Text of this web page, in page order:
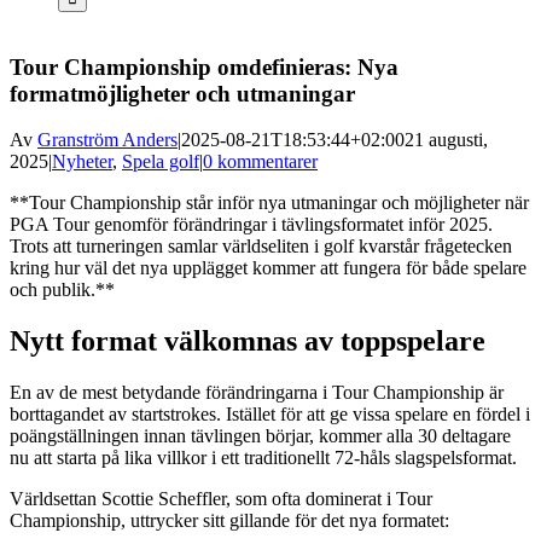
Tour Championship omdefinieras: Nya
formatmöjligheter och utmaningar
Av Granström Anders|2025-08-21T18:53:44+02:0021 augusti,
2025|Nyheter, Spela golf|0 kommentarer
**Tour Championship står inför nya utmaningar och möjligheter när
PGA Tour genomför förändringar i tävlingsformatet inför 2025.
Trots att turneringen samlar världseliten i golf kvarstår frågetecken
kring hur väl det nya upplägget kommer att fungera för både spelare
och publik.**
Nytt format välkomnas av toppspelare
En av de mest betydande förändringarna i Tour Championship är
borttagandet av startstrokes. Istället för att ge vissa spelare en fördel i
poängställningen innan tävlingen börjar, kommer alla 30 deltagare
nu att starta på lika villkor i ett traditionellt 72-håls slagspelsformat.
Världsettan Scottie Scheffler, som ofta dominerat i Tour
Championship, uttrycker sitt gillande för det nya formatet: